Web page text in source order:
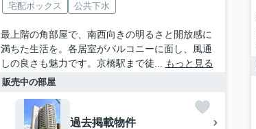
宅配ボックス
公共下水
最上階の角部屋で、南西向きの明るさと開放感に
満ちた生活を。各居室がバルコニーに面し、風通
しの良さも魅力です。京橋駅まで徒...
もっと見る
販売中の部屋
過去掲載物件